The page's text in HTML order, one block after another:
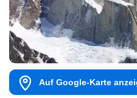
Auf Google-Karte